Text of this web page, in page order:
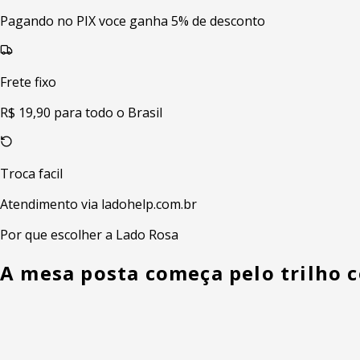
Pagando no PIX voce ganha 5% de desconto
Frete fixo
R$ 19,90 para todo o Brasil
Troca facil
Atendimento via ladohelp.com.br
Por que escolher a Lado Rosa
A mesa posta começa pelo trilho